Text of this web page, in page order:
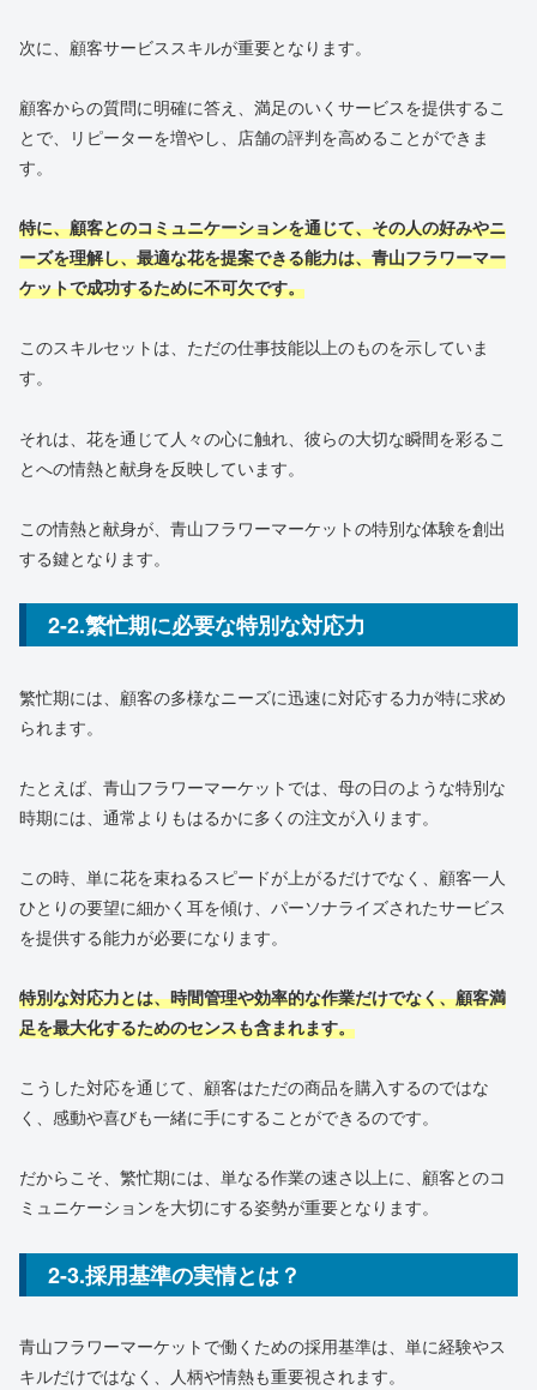
次に、顧客サービススキルが重要となります。
顧客からの質問に明確に答え、満足のいくサービスを提供するこ
とで、リピーターを増やし、店舗の評判を高めることができま
す。
特に、顧客とのコミュニケーションを通じて、その人の好みやニ
ーズを理解し、最適な花を提案できる能力は、青山フラワーマー
ケットで成功するために不可欠です。
このスキルセットは、ただの仕事技能以上のものを示していま
す。
それは、花を通じて人々の心に触れ、彼らの大切な瞬間を彩るこ
とへの情熱と献身を反映しています。
この情熱と献身が、青山フラワーマーケットの特別な体験を創出
する鍵となります。
2-2.繁忙期に必要な特別な対応力
繁忙期には、顧客の多様なニーズに迅速に対応する力が特に求め
られます。
たとえば、青山フラワーマーケットでは、母の日のような特別な
時期には、通常よりもはるかに多くの注文が入ります。
この時、単に花を束ねるスピードが上がるだけでなく、顧客一人
ひとりの要望に細かく耳を傾け、パーソナライズされたサービス
を提供する能力が必要になります。
特別な対応力とは、時間管理や効率的な作業だけでなく、顧客満
足を最大化するためのセンスも含まれます。
こうした対応を通じて、顧客はただの商品を購入するのではな
く、感動や喜びも一緒に手にすることができるのです。
だからこそ、繁忙期には、単なる作業の速さ以上に、顧客とのコ
ミュニケーションを大切にする姿勢が重要となります。
2-3.採用基準の実情とは？
青山フラワーマーケットで働くための採用基準は、単に経験やス
キルだけではなく、人柄や情熱も重要視されます。